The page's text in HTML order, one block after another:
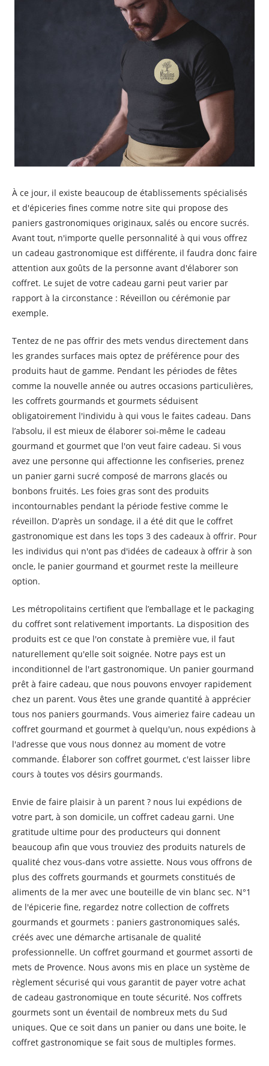
À ce jour, il existe beaucoup de établissements spécialisés
et d'épiceries fines comme notre site qui propose des
paniers gastronomiques originaux, salés ou encore sucrés.
Avant tout, n'importe quelle personnalité à qui vous offrez
un cadeau gastronomique est différente, il faudra donc faire
attention aux goûts de la personne avant d'élaborer son
coffret. Le sujet de votre cadeau garni peut varier par
rapport à la circonstance : Réveillon ou cérémonie par
exemple.
Tentez de ne pas offrir des mets vendus directement dans
les grandes surfaces mais optez de préférence pour des
produits haut de gamme. Pendant les périodes de fêtes
comme la nouvelle année ou autres occasions particulières,
les coffrets gourmands et gourmets séduisent
obligatoirement l'individu à qui vous le faites cadeau. Dans
l’absolu, il est mieux de élaborer soi-même le cadeau
gourmand et gourmet que l'on veut faire cadeau. Si vous
avez une personne qui affectionne les confiseries, prenez
un panier garni sucré composé de marrons glacés ou
bonbons fruités. Les foies gras sont des produits
incontournables pendant la période festive comme le
réveillon. D'après un sondage, il a été dit que le coffret
gastronomique est dans les tops 3 des cadeaux à offrir. Pour
les individus qui n'ont pas d'idées de cadeaux à offrir à son
oncle, le panier gourmand et gourmet reste la meilleure
option.
Les métropolitains certifient que l’emballage et le packaging
du coffret sont relativement importants. La disposition des
produits est ce que l'on constate à première vue, il faut
naturellement qu'elle soit soignée. Notre pays est un
inconditionnel de l'art gastronomique. Un panier gourmand
prêt à faire cadeau, que nous pouvons envoyer rapidement
chez un parent. Vous êtes une grande quantité à apprécier
tous nos paniers gourmands. Vous aimeriez faire cadeau un
coffret gourmand et gourmet à quelqu'un, nous expédions à
l'adresse que vous nous donnez au moment de votre
commande. Élaborer son coffret gourmet, c'est laisser libre
cours à toutes vos désirs gourmands.
Envie de faire plaisir à un parent ? nous lui expédions de
votre part, à son domicile, un coffret cadeau garni. Une
gratitude ultime pour des producteurs qui donnent
beaucoup afin que vous trouviez des produits naturels de
qualité chez vous-dans votre assiette. Nous vous offrons de
plus des coffrets gourmands et gourmets constitués de
aliments de la mer avec une bouteille de vin blanc sec. N°1
de l'épicerie fine, regardez notre collection de coffrets
gourmands et gourmets : paniers gastronomiques salés,
créés avec une démarche artisanale de qualité
professionnelle. Un coffret gourmand et gourmet assorti de
mets de Provence. Nous avons mis en place un système de
règlement sécurisé qui vous garantit de payer votre achat
de cadeau gastronomique en toute sécurité. Nos coffrets
gourmets sont un éventail de nombreux mets du Sud
uniques. Que ce soit dans un panier ou dans une boite, le
coffret gastronomique se fait sous de multiples formes.